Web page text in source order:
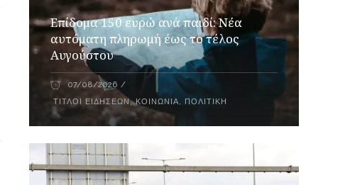
Επίδομα 150 ευρώ ανά παιδί: Νέα
αυτόματη πληρωμή έως το τέλος
Αυγούστου
07/08/2026
ΤΊΤΛΟΙ ΕΙΔΉΣΕΩΝ,ΚΟΙΝΩΝΊΑ, ΠΟΛΙΤΙΚΉ